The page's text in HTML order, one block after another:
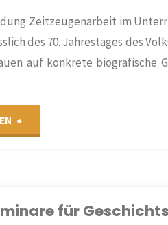
Zeitzeugenarbeit im
des 70. Jahrestages des
auf konkrete biografische
Bundesstiftung
für